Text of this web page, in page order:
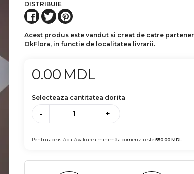
DISTRIBUIE
Acest produs este vandut si creat de catre partener
OkFlora, in functie de localitatea livrarii.
0.00 MDL
Selecteaza cantitatea dorita
- +
Pentru această dată valoarea minimă a comenzii este550.00MDL